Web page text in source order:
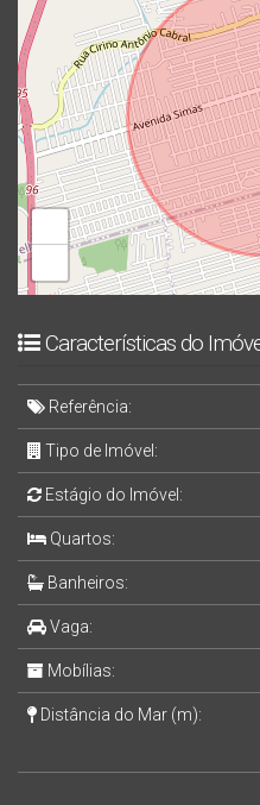
Características do
Referência:
Tipo de Imóvel:
Estágio do Imóvel:
Quartos:
Banheiros:
Vaga:
Mobílias:
Distância do Mar (m):